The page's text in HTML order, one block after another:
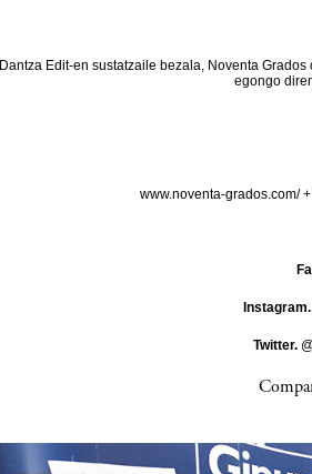
Dantza Edit-en sustatzaile bezala, Noventa
egongo
www.noventa-grados.com/+
Instagram.
Twitter.